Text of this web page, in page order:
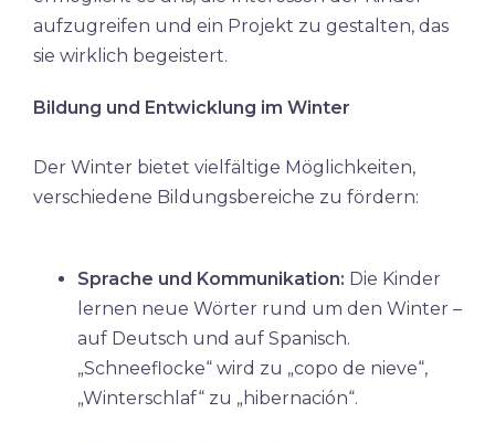
aufzugreifen und ein Projekt zu gestalten, das
sie wirklich begeistert.
Bildung und Entwicklung im Winter
Der Winter bietet vielfältige Möglichkeiten,
verschiedene Bildungsbereiche zu fördern:
Sprache und Kommunikation: Die Kinder
lernen neue Wörter rund um den Winter –
auf Deutsch und auf Spanisch.
„Schneeflocke“ wird zu „copo de nieve“,
„Winterschlaf“ zu „hibernación“.